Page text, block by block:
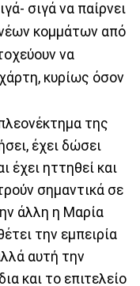
σιγά να παίρνει
κομμάτων από
να
κυρίως όσον
της
έχει δώσει
έχει ηττηθεί και
σημαντικά σε
άλλη η Μαρία
την εμπειρία
αυτή την
και το επιτελείο